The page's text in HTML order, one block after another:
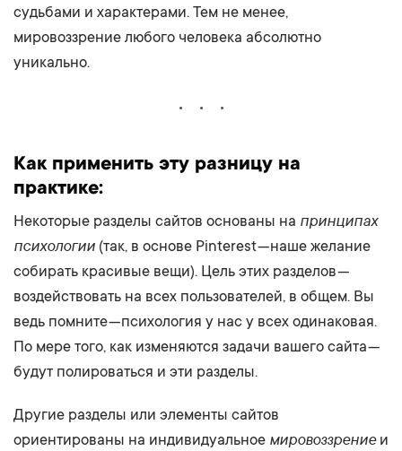
судьбами и характерами. Тем не менее,
мировоззрение любого человека абсолютно
уникально.
Как применить эту разницу на
практике:
Некоторые разделы сайтов основаны на принципах
психологии (так, в основе Pinterest — наше желание
собирать красивые вещи). Цель этих разделов —
воздействовать на всех пользователей, в общем. Вы
ведь помните — психология у нас у всех одинаковая.
По мере того, как изменяются задачи вашего сайта —
будут полироваться и эти разделы.
Другие разделы или элементы сайтов
ориентированы на индивидуальное мировоззрение и